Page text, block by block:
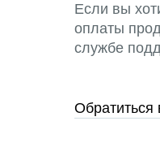
Если вы
оплаты
службе
Обратиться